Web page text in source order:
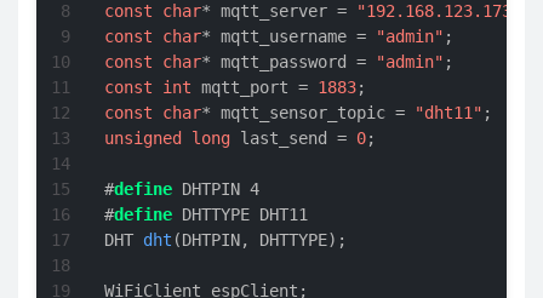
const
char* mqtt_server = "192.168.123.173"
const
char* mqtt_username = "admin"
const
char* mqtt_password = "admin"
const
int mqtt_port = 1883
const
char* mqtt_sensor_topic = "dht11"
unsigned
long last_send = 0;
#define DHTPIN 4
#define DHTTYPE DHT11
DHT dht (DHTPIN, DHTTYPE) ;